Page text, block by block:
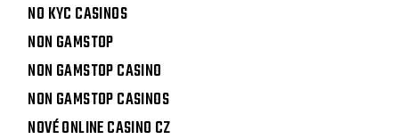
NO KYC CASINOS
NON GAMSTOP
NON GAMSTOP CASINO
NON GAMSTOP CASINOS
NOVÉ ONLINE CASINO CZ